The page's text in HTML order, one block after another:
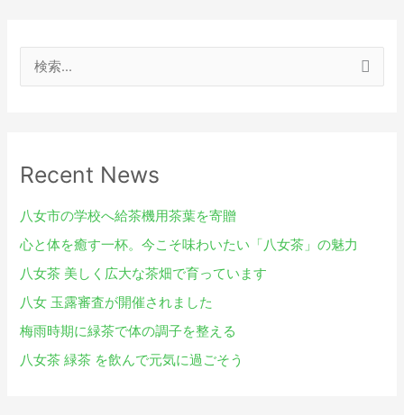
Recent News
八女市の学校へ給茶機用茶葉を寄贈
心と体を癒す一杯。今こそ味わいたい「八女茶」の魅力
八女茶 美しく広大な茶畑で育っています
八女 玉露審査が開催されました
梅雨時期に緑茶で体の調子を整える
八女茶 緑茶 を飲んで元気に過ごそう